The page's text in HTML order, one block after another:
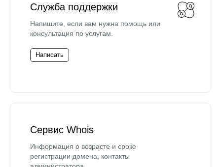
Служба поддержки
Напишите, если вам нужна помощь или
консультация по услугам.
Написать
Сервис Whois
Информация о возрасте и сроке
регистрации домена, контакты